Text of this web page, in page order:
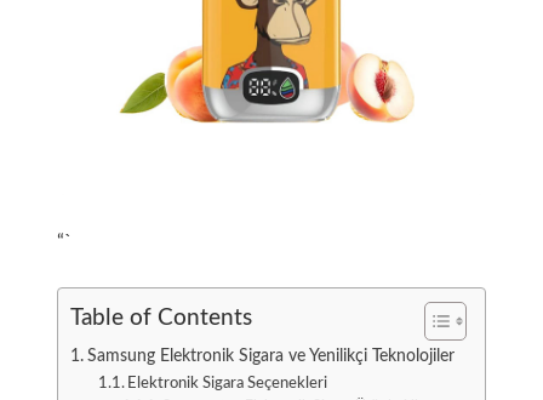
“`
Table of Contents
Samsung Elektronik Sigara ve Yenilikçi Teknolojiler
Elektronik Sigara Seçenekleri